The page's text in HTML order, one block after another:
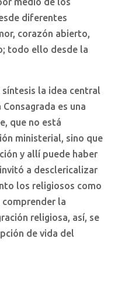
diferentes
corazón abierto,
todo ello desde la
la idea central
es una
que no está
ministerial, sino que
y allí puede haber
a desclericalizar
los religiosos como
comprender la
religiosa, así, se
de vida del